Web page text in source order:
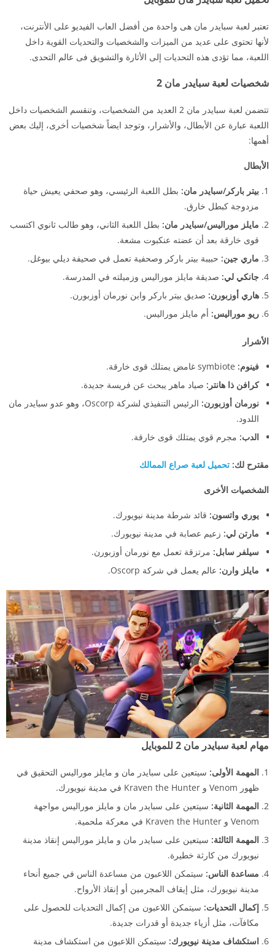
تعتبر لعبة سبايدر مان هى واحدة من أفضل العاب الفيديو على الأنترنت،
لأنها تحتوى على عديد من الميزات والشخصيات والتحديات القوية داخل
اللعبة، مما تؤدى هذه التحديات إلى الأثارة والتشويق فى عالم التحدى.
شخصيات لعبة سبايدر مان 2
تتضمن لعبة سبايدر مان 2 العديد من الشخصيات، وتنقسم الشخصيات داخل
اللعبة عبارة عن الأبطال، والأشرار، وتوجد ايضاً شخصيات أخرى، إليك بعض
أهمها:
الأبطال
بيتر باركر/سبايدر مان: بطل اللعبة الرئيسي، وهو صحفي يعيش حياة
مزدوجة كبطل خارق.
مايلز موراليس/سبايدر مان: بطل اللعبة الثاني، وهو طالب ثانوي اكتسب
قوى خارقة بعد أن عضته عنكبوت مشعة.
ماري جين: حبيبة بيتر باركر وصحفية تعمل في صحيفة ديلي بيوغل.
جانكي لي: صديقة مايلز موراليس وزميلته في المدرسة.
هاري أوزبورن: صديق بيتر باركر وابن نورمان أوزبورن.
ريو موراليس: أم مايلز موراليس.
الأشرار
فينوم:
كرافن ذا هانتر: صياد ماهر يبحث عن فريسة جديدة.
نورمان أوزبورن:
الرئيس التنفيذي لشركة Oscorp، وهو عدو سبايدر مان
اللدود.
الدب: مجرم قوي يمتلك قوى خارقة.
مقترح لك: تحميل لعبة صراع الممالك
الشخصيات الأخرى
يوري واتسون: قائد شرطة مدينة نيويورك.
مارتن لي: زعيم عصابة في مدينة نيويورك.
سيلفر سابل: مرتزقة تعمل مع نورمان أوزبورن.
مايلز وارن: عالم يعمل في شركة Oscorp.
مهام لعبة سبايدر مان 2 للموبايل
المهمة الأولى: سيتعين على سبايدر مان و مايلز موراليس التحقيق في
ظهور Venom و Kraven the Hunter في مدينة نيويورك.
المهمة الثانية: سيتعين على سبايدر مان و مايلز موراليس مواجهة
Venom و Kraven the Hunter في معركة ملحمية.
المهمة الثالثة: سيتعين على سبايدر مان و مايلز موراليس إنقاذ مدينة
نيويورك من كارثة خطيرة.
مساعدة الناس: سيتمكن اللاعبون من مساعدة الناس في جميع أنحاء
مدينة نيويورك، مثل إيقاف المجرمين أو إنقاذ الأرواح.
إكمال التحديات: سيتمكن اللاعبون من إكمال التحديات للحصول على
مكافآت، مثل أزياء جديدة أو قدرات جديدة.
استكشاف مدينة نيويورك: سيتمكن اللاعبون من استكشاف مدينة